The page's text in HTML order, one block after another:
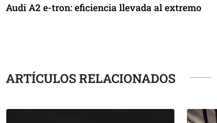
Audi A2 e-tron: eficiencia llevada al extremo
ARTÍCULOS RELACIONADOS